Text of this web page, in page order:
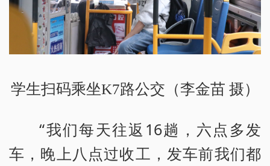
学生扫码乘坐K7路公交（李金苗 摄）
“我们每天往返16趟，六点多发
车，晚上八点过收工，发车前我们都